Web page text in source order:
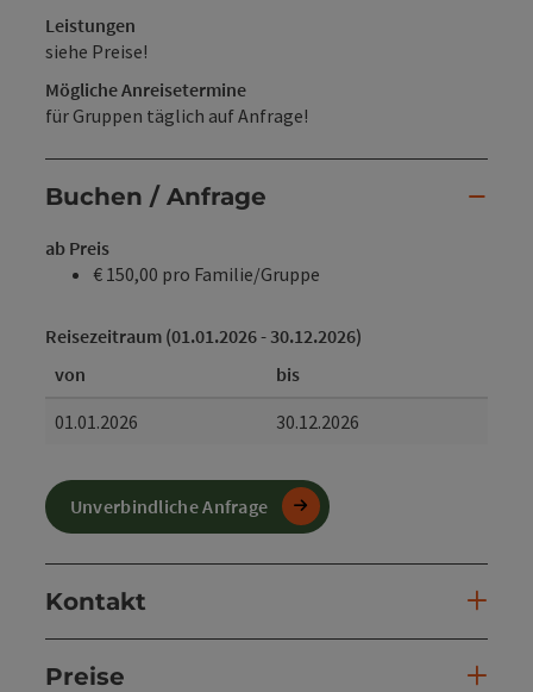
Leistungen
siehe Preise!
Mögliche Anreisetermine
für Gruppen täglich auf Anfrage!
Buchen / Anfrage
ab Preis
€ 150,00 pro Familie/Gruppe
Reisezeitraum (01.01.2026 - 30.12.2026)
von
bis
01.01.2026
30.12.2026
Unverbindliche Anfrage
Kontakt
Preise